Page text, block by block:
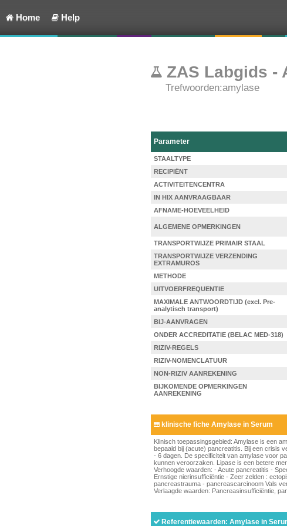
Home Help
ZAS Labgids -
Trefwoorden:amylase
Parameter
STAALTYPE
RECIPIËNT
ACTIVITEITENCENTRA
IN HIX AANVRAAGBAAR
AFNAME-HOEVEELHEID
ALGEMENE OPMERKINGEN
TRANSPORTWIJZE PRIMAIR STAAL
TRANSPORTWIJZE VERZENDING
EXTRAMUROS
METHODE
UITVOERFREQUENTIE
MAXIMALE ANTWOORDTIJD (excl. Pre-
analytisch transport)
BIJ-AANVRAGEN
ONDER ACCREDITATIE (BELAC MED-318)
RIZIV-REGELS
RIZIV-NOMENCLATUUR
NON-RIZIV AANREKENING
BIJKOMENDE OPMERKINGEN
AANREKENING
klinische fiche Amylase in Serum
Klinisch toepassingsgebied: Amylase is een
bepaald bij (acute) pancreatitis. Bij een crisis
- 6 dagen. De specificiteit van amylase voor
kunnen veroorzaken. Lipase is een betere
Verhoogde waarden: - Acute pancreatitis -
Ernstige nierinsufficiëntie - Zeer zelden :
pancreastrauma - pancreascarcinoom Vals
Verlaagde waarden: Pancreasinsufficiëntie,
Referentiewaarden: Amylase in